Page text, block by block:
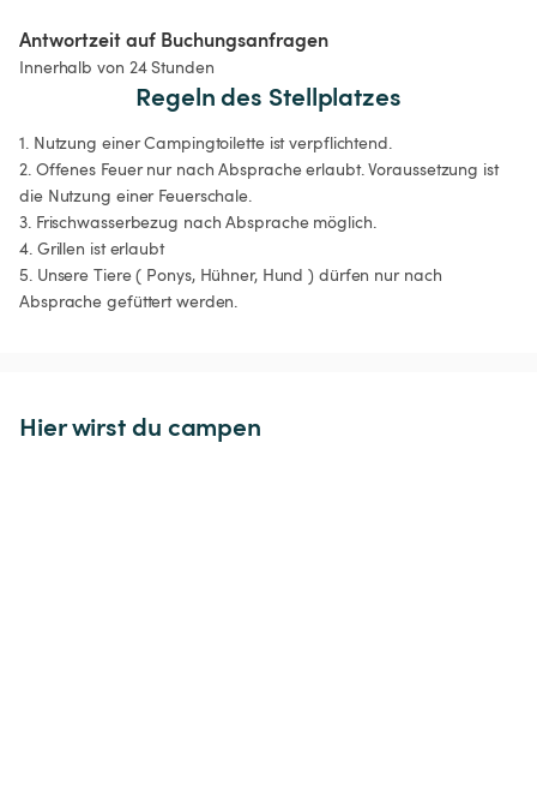
Antwortzeit auf Buchungsanfragen
Innerhalb von 24 Stunden
Regeln des Stellplatzes
1. Nutzung einer Campingtoilette ist verpflichtend.
2. Offenes Feuer nur nach Absprache erlaubt. Voraussetzung ist
die Nutzung einer Feuerschale.
3. Frischwasserbezug nach Absprache möglich.
4. Grillen ist erlaubt
5. Unsere Tiere ( Ponys, Hühner, Hund ) dürfen nur nach
Absprache gefüttert werden.
Hier wirst du campen